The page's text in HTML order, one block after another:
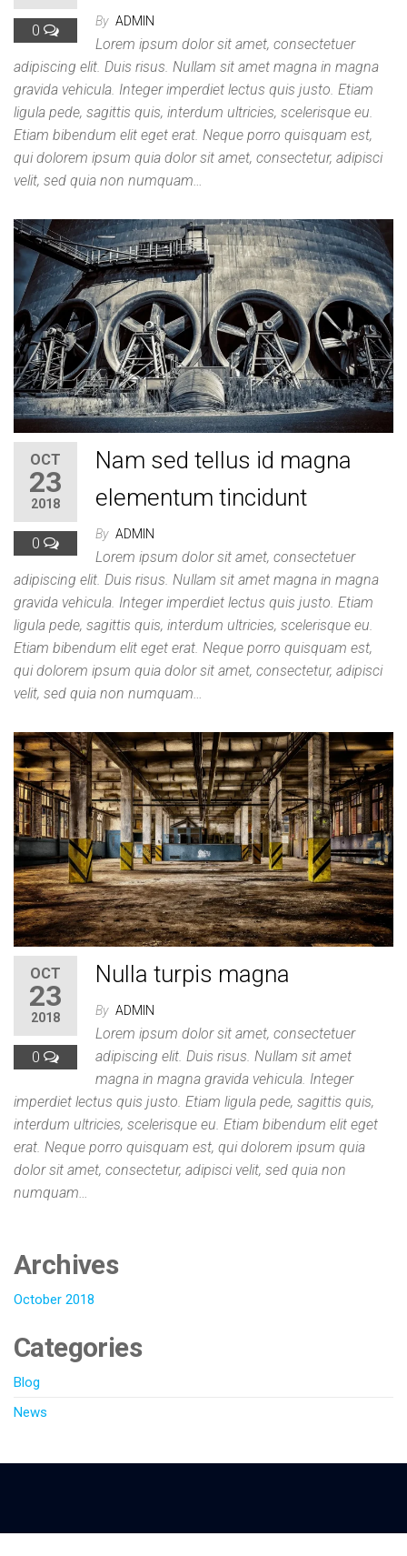
0 By ADMIN
Lorem ipsum dolor sit amet, consectetuer
adipiscing elit. Duis risus. Nullam sit amet magna in magna
gravida vehicula. Integer imperdiet lectus quis justo. Etiam
ligula pede, sagittis quis, interdum ultricies, scelerisque eu.
Etiam bibendum elit eget erat. Neque porro quisquam est,
qui dolorem ipsum quia dolor sit amet, consectetur, adipisci
velit, sed quia non numquam…
OCT
23
2018
0
Nam sed tellus id magna
elementum tincidunt
By ADMIN
Lorem ipsum dolor sit amet, consectetuer
adipiscing elit. Duis risus. Nullam sit amet magna in magna
gravida vehicula. Integer imperdiet lectus quis justo. Etiam
ligula pede, sagittis quis, interdum ultricies, scelerisque eu.
Etiam bibendum elit eget erat. Neque porro quisquam est,
qui dolorem ipsum quia dolor sit amet, consectetur, adipisci
velit, sed quia non numquam…
OCT
23
2018
0
Nulla turpis magna
By ADMIN
Lorem ipsum dolor sit amet, consectetuer
adipiscing elit. Duis risus. Nullam sit amet
magna in magna gravida vehicula. Integer
imperdiet lectus quis justo. Etiam ligula pede, sagittis quis,
interdum ultricies, scelerisque eu. Etiam bibendum elit eget
erat. Neque porro quisquam est, qui dolorem ipsum quia
dolor sit amet, consectetur, adipisci velit, sed quia non
numquam…
Archives
October 2018
Categories
Blog
News